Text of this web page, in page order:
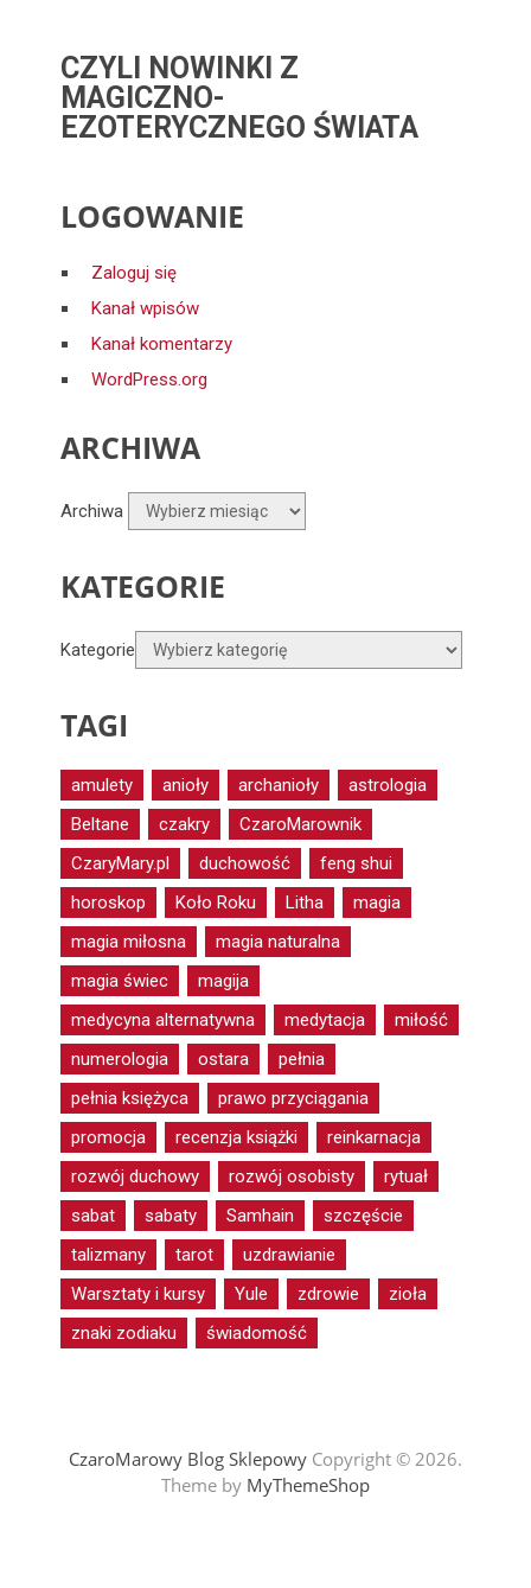
CZYLI NOWINKI Z
MAGICZNO-
EZOTERYCZNEGO ŚWIATA
LOGOWANIE
Zaloguj się
Kanał wpisów
Kanał komentarzy
WordPress.org
ARCHIWA
Archiwa
KATEGORIE
Kategorie
TAGI
amulety anioły archanioły
astrologia
Beltane
czakry
CzaroMarownik
CzaryMary.pl
duchowość
feng shui
horoskop
Koło Roku Litha
magia
magia miłosna
magia naturalna
magia świec
magija
medycyna alternatywna
medytacja
miłość
numerologia
ostara
pełnia
pełnia księżyca
prawo przyciągania
promocja
recenzja książki
reinkarnacja
rozwój duchowy
rozwój osobisty
rytuał
sabat
sabaty Samhain
szczęście
talizmany
tarot
uzdrawianie
Warsztaty i kursy
Yule zdrowie
zioła
znaki zodiaku
świadomość
CzaroMarowy Blog SklepowyCopyright © 2026.
Theme by MyThemeShop